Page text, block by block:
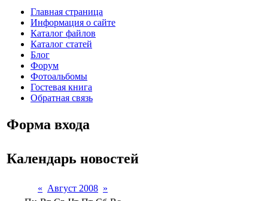
Главная страница
Информация о сайте
Каталог файлов
Каталог статей
Блог
Форум
Фотоальбомы
Гостевая книга
Обратная связь
Форма входа
Календарь новостей
« Август 2008 »